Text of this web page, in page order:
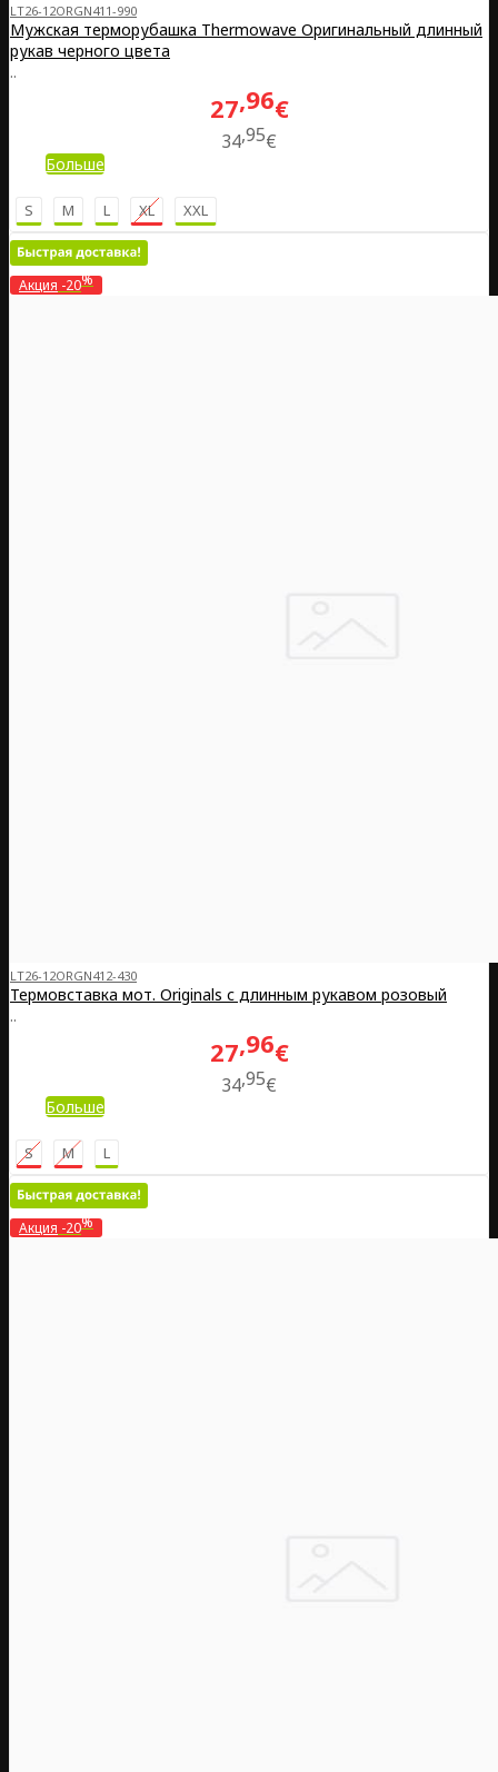
LT26-12ORGN411-990
Мужская терморубашка Thermowave Оригинальный длинный
рукав черного цвета
..
27 96€
3495€
Больше
S M L XL XXL
Акция -20%
LT26-12ORGN412-430
Термовставка мот. Originals с длинным рукавом розовый
..
27 96€
3495€
Больше
S M L
Акция -20%